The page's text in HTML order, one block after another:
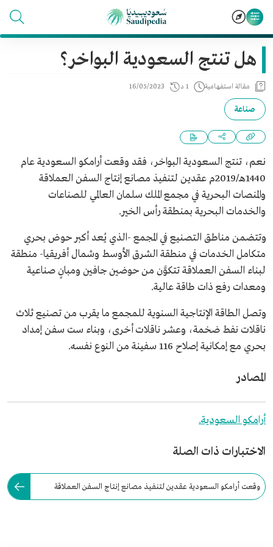
هل تنتج السعودية البواخر؟
مقالة استفهامية 1 د 16/05/2023
صناعة
نعم، تنتج السعودية البواخر، فقد وقعت أرامكو السعودية عام
1440هـ/2019م عقدين لتنفيذ مصانع إنتاج السفن العملاقة
والمنصات البحرية في مجمع الملك سلمان العالمي للصناعات
والخدمات البحرية بمنطقة رأس الخير.
وتتضمن مناطق التصنيع في المجمع -الذي يُعد أكبر حوض بحري
متكامل الخدمات في منطقة الشرق الأوسط وشمال أفريقيا- منطقة
لبناء السفن العملاقة تتكوَّن من حوضين جافين ومبانٍ صناعية
ومعدات رفع ذات طاقة عالية.
وتصل الطاقة الإنتاجية السنوية للمجمع ما يقرب من تصنيع ثلاث
ناقلات نفط ضخمة، وعشر ناقلات أخرى، وبناء ست سفن إمداد
بحري مع إمكانية إصلاح 116 سفينة من النوع نفسه.
المصادر
أرامكو السعودية.
الاختبارات ذات الصلة
وقعت أرامكو السعودية عقدين لتنفيذ مصانع إنتاج السفن العملاقة